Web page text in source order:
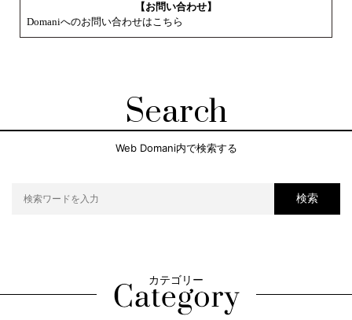
【お問い合わせ】
Domaniへのお問い合わせはこちら
Search
Web Domani内で検索する
検索
カテゴリー